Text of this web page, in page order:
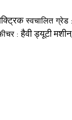
स्वचालित ग्रेड :
: हैवी ड्यूटी